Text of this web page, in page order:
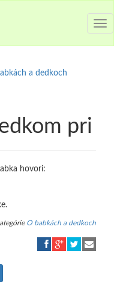
a dedkoch
pri
hovori:
O babkách a dedkoch